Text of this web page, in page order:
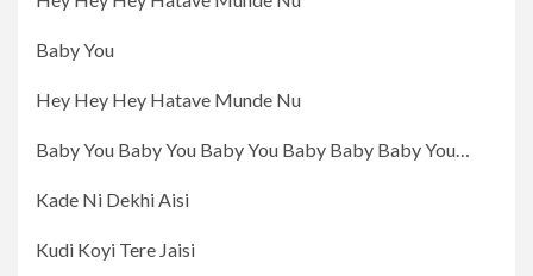
Baby You
Hey Hey Hey Hatave Munde Nu
Baby You Baby You Baby You Baby Baby Baby You…
Kade Ni Dekhi Aisi
Kudi Koyi Tere Jaisi